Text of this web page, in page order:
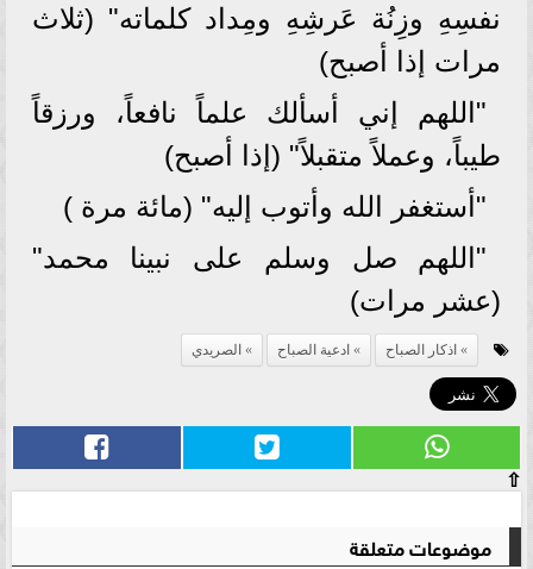
نفسِهِ وزِنُة عَرشِهِ ومِداد كلماته" (ثلاث
مرات إذا أصبح)
"اللهم إني أسألك علماً نافعاً، ورزقاً
طيباً، وعملاً متقبلاً" (إذا أصبح)
"أستغفر الله وأتوب إليه" (مائة مرة )
"اللهم صل وسلم على نبينا محمد"
(عشر مرات)
اذكار الصباح ادعية الصباح الصريدي
⇧
موضوعات متعلقة